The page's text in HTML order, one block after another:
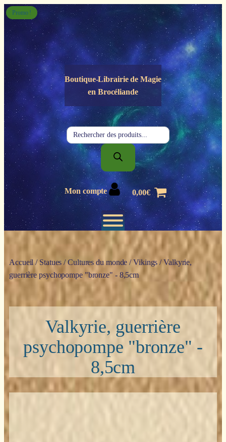
Panneau de gestion des cookies
Boutique-Librairie deMagie
en Brocéliande
Recherche
de
produits
Mon compte 0,00€
Accueil/Statues /Cultures du monde /Vikings / Valkyrie,
guerrière psychopompe "bronze" - 8,5cm
Valkyrie, guerrière
psychopompe "bronze" -
8,5cm
Promo !